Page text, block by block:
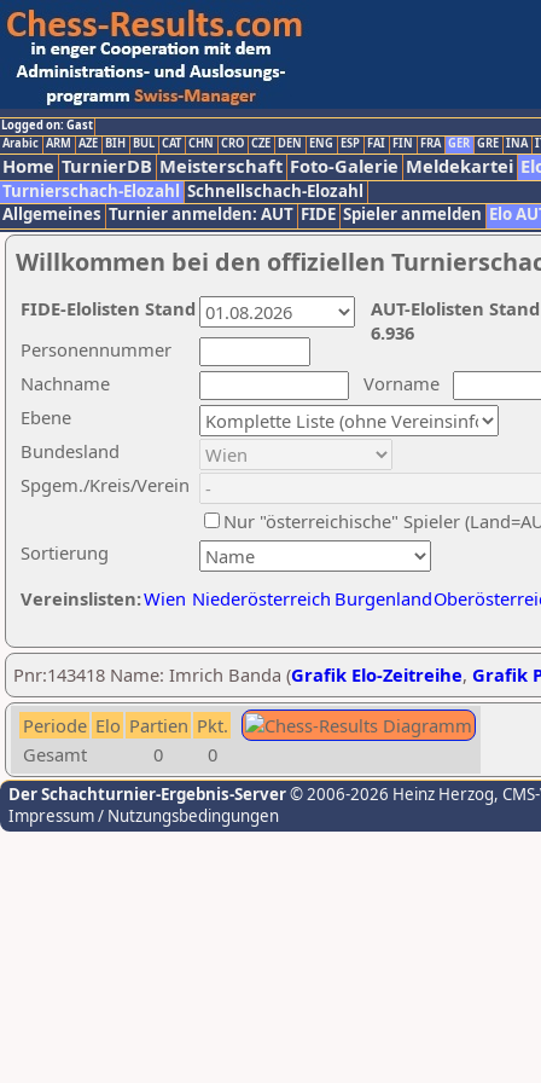
Logged on: Gast
Arabic ARM AZE BIH BUL CAT CHN CRO CZE DEN ENG ESP FAI FIN FRA GER GRE INA
Home TurnierDB Meisterschaft Foto-Galerie Meldekartei
Turnierschach-Elozahl Schnellschach-Elozahl
Allgemeines Turnier anmelden: AUT FIDE Spieler anmelden Elo
Willkommen bei den offiziellen
Nachname
Vorname
Ebene
Sortierung
Personennummer
Bundesland
Spgem./Kreis/Verein
Nur "österreichische" Spieler
Vereinslisten:Wien Niederösterreich Burgenland
AUT-Elolisten
6.936
FIDE-Elolisten Stand
Pnr:143418 Name: Imrich Banda (Grafik Elo-Zeitreihe, Grafik
Periode Elo Partien Pkt.
Gesamt
0 0
Der Schachturnier-Ergebnis-Server© 2006-2026 Heinz Herzog,
Impressum / Nutzungsbedingungen